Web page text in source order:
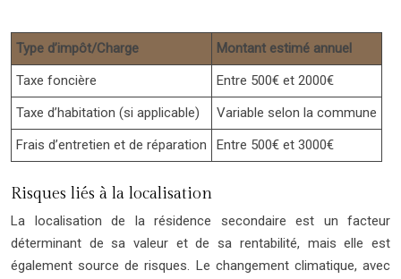
Type d’impôt/Charge
Montant estimé annuel
Taxe foncière
Entre 500€ et 2000€
Taxe d’habitation (si applicable)
Variable selon la commune
Frais d’entretien et de réparation
Entre 500€ et 3000€
Risques liés à la localisation
La localisation de la résidence secondaire est un facteur
déterminant de sa valeur et de sa rentabilité, mais elle est
également source de risques. Le changement climatique, avec